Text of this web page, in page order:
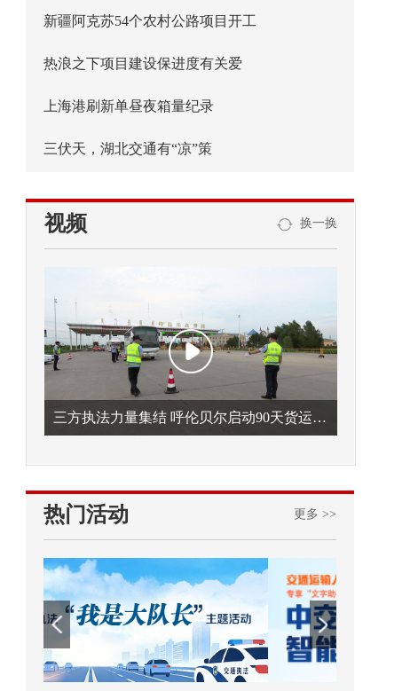
新疆阿克苏54个农村公路项目开工
热浪之下项目建设保进度有关爱
上海港刷新单昼夜箱量纪录
三伏天，湖北交通有“凉”策
视频 换一换
三方执法力量集结 呼伦贝尔启动90天货运车辆违法专项整治
热门活动 更多 >>